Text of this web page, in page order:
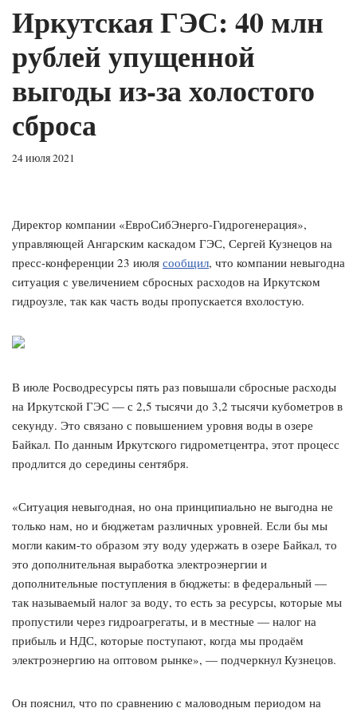
Иркутская ГЭС: 40 млн
рублей упущенной
выгоды из-за холостого
сброса
24 июля 2021
Директор компании «ЕвроСибЭнерго-Гидрогенерация»,
управляющей Ангарским каскадом ГЭС, Сергей Кузнецов на
пресс-конференции 23 июля сообщил, что компании невыгодна
ситуация с увеличением сбросных расходов на Иркутском
гидроузле, так как часть воды пропускается вхолостую.
В июле Росводресурсы пять раз повышали сбросные расходы
на Иркутской ГЭС — с 2,5 тысячи до 3,2 тысячи кубометров в
секунду. Это связано с повышением уровня воды в озере
Байкал. По данным Иркутского гидрометцентра, этот процесс
продлится до середины сентября.
«Ситуация невыгодная, но она принципиально не выгодна не
только нам, но и бюджетам различных уровней. Если бы мы
могли каким-то образом эту воду удержать в озере Байкал, то
это дополнительная выработка электроэнергии и
дополнительные поступления в бюджеты: в федеральный —
так называемый налог за воду, то есть за ресурсы, которые мы
пропустили через гидроагрегаты, и в местные — налог на
прибыль и НДС, которые поступают, когда мы продаём
электроэнергию на оптовом рынке», — подчеркнул Кузнецов.
Он пояснил, что по сравнению с маловодным периодом на